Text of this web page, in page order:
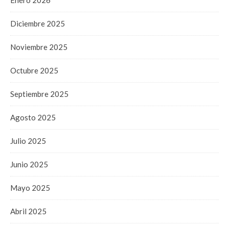
Diciembre 2025
Noviembre 2025
Octubre 2025
Septiembre 2025
Agosto 2025
Julio 2025
Junio 2025
Mayo 2025
Abril 2025